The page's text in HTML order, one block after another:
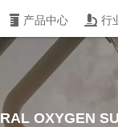
产品中心 行
OXYGEN